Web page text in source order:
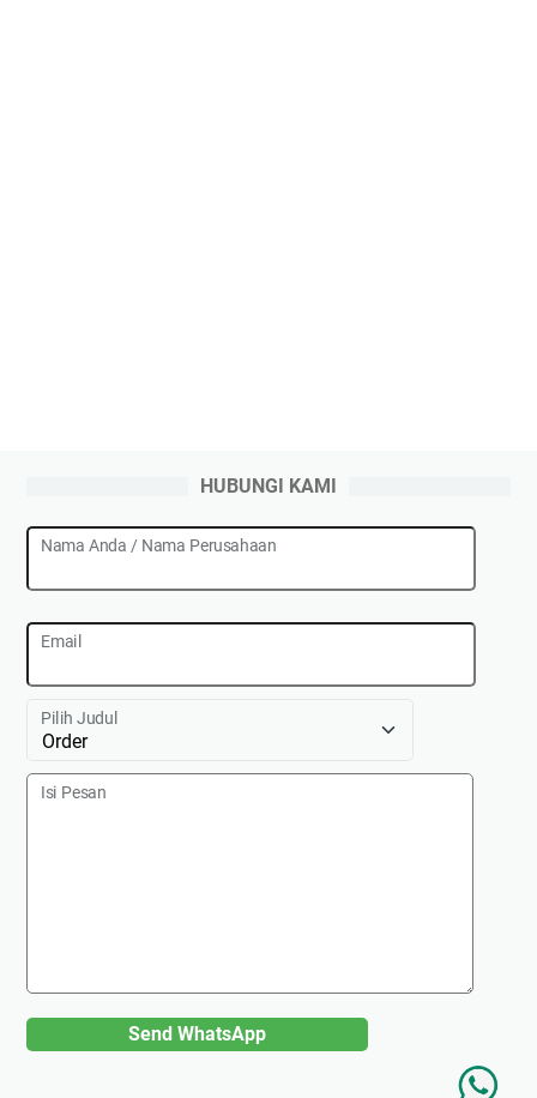
HUBUNGI KAMI
Nama Anda / Nama Perusahaan
Email
Pilih Judul
Isi Pesan
Send WhatsApp